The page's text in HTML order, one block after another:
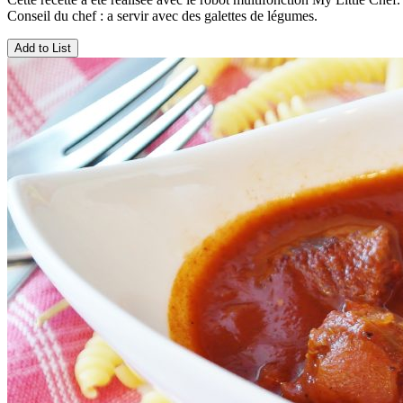
Conseil du chef : a servir avec des galettes de légumes.
Add to List